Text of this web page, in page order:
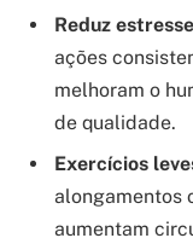
Reduz
ações
melhoram o
de qualidade.
Exercícios
alongamentos
aumentam